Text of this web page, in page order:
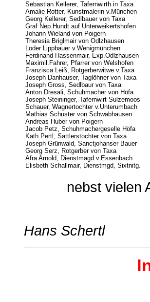
Sebastian Kellerer, Tafernwirth in Taxa
Amalie Rotter, Kunstmalerin v.München
Georg Kellerer, Sedlbauer von Taxa
Graf Nep.Hundt auf Unterweikertshofen
Johann Wieland von Poigern
Theresia Briglmair von Odlzhausen
Loder Lippbauer v.Wenigmünchen
Ferdinand Hassenmair, Exp.Odlzhausen
Maximil.Fahrer, Pfarrer von Welshofen
Franzisca Leiß, Rotgerberwitwe v.Taxa
Joseph Danhauser, Taglöhner von Taxa
Joseph Gross, Sedlbaur von Taxa
Anton Dresali, Schuhmacher von Höfa
Joseph Steininger, Tafernwirt Sulzemoos
Schauer, Wagnertochter v.Unterumbach
Mathias Schuster von Schwabhausen
Andreas Huber von Poigern
Jacob Petz, Schuhmachergeselle Höfa
Kath.Pertl, Sattlerstochter von Taxa
Joseph Grünwald, Sanctjohanser Bauer
Georg Serz, Rotgerber von Taxa
Afra Arnold, Dienstmagd v.Essenbach
Elisbeth Schallmair, Dienstmgd, Sixtnitg.
nebst vielen
Hans Schertl
I